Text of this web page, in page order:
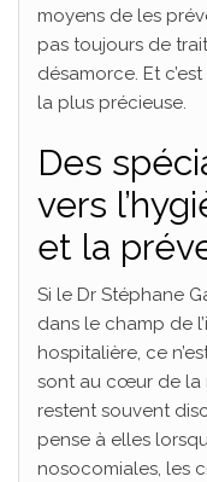
moyens de les
pas toujours de
désamorce. Et
la plus précieuse.
Des
vers
et la
Si le Dr Stéphane
dans le champ de
hospitalière, ce
sont au cœur de la
restent souvent
pense à elles
nosocomiales, les